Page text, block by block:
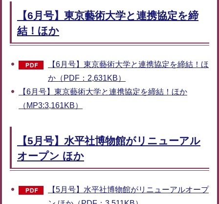
【6月号】東京藝術大学と連携協定を締
結！ほか
【6月号】東京藝術大学と連携協定を締結！ほ
か（PDF：2,631KB）
【6月号】東京藝術大学と連携協定を締結！ほか
（MP3:3,161KB）
【5月号】水平社博物館がリニューアル
オープン ほか
【5月号】水平社博物館がリニューアルオープ